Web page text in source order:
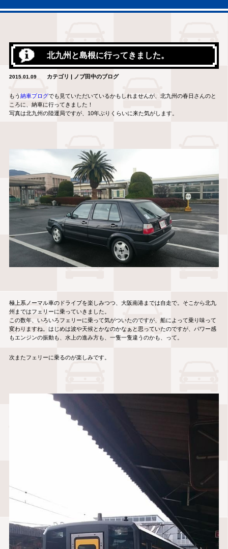
北九州と島根に行ってきました。
2015.01.09 カテゴリ | ノブ田中のブログ
もう 納車ブログでも見ていただいているかもしれませんが、北九州の春日さんのと
ころに、納車に行ってきました！
写真は北九州の陸運局ですが、10年ぶりくらいに来た気がします。
極上系ノーマル車のドライブを楽しみつつ、大阪南港までは自走で。そこから北九
州まではフェリーに乗っていきました。
この数年、いろいろフェリーに乗って気がついたのですが、船によって乗り味って
変わりますね。はじめは波や天候とかなのかなぁと思っていたのですが、パワー感
もエンジンの振動も、水上の進み方も、一隻一隻違うのかも、って。
次またフェリーに乗るのが楽しみです。